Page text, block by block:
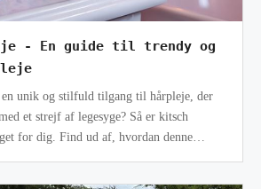
- En guide til trendy og
unik og stilfuld tilgang til hårpleje, der
et strejf af legesyge? Så er kitsch
for dig. Find ud af, hvordan denne